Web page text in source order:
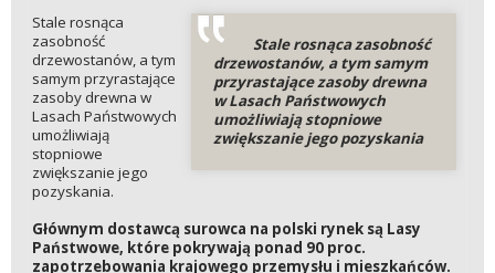
Stale rosnąca zasobność
drzewostanów, a tym samym
przyrastające zasoby drewna
w Lasach Państwowych
umożliwiają stopniowe
zwiększanie jego pozyskania
Stale rosnąca
zasobność
drzewostanów, a tym
samym przyrastające
zasoby drewna w
Lasach Państwowych
umożliwiają
stopniowe
zwiększanie jego
pozyskania.
Głównym dostawcą surowca na polski rynek są Lasy
Państwowe, które pokrywają ponad 90 proc.
zapotrzebowania krajowego przemysłu i mieszkańców.